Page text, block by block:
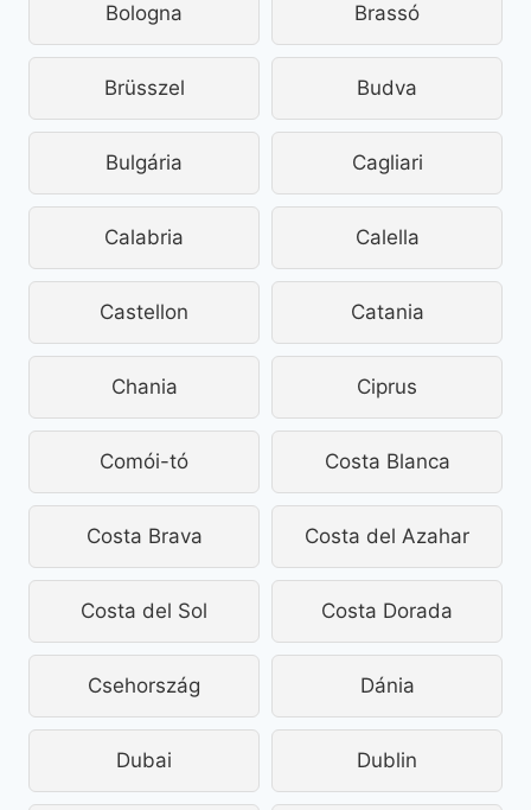
Bologna Brassó
Brüsszel Budva
Bulgária Cagliari
Calabria Calella
Castellon Catania
Chania Ciprus
Comói-tó Costa Blanca
Costa Brava Costa del Azahar
Costa del Sol Costa Dorada
Csehország Dánia
Dubai Dublin